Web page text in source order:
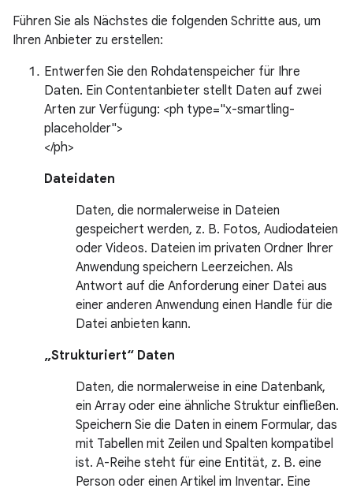
Führen Sie als Nächstes die folgenden Schritte aus, um
Ihren Anbieter zu erstellen:
Entwerfen Sie den Rohdatenspeicher für Ihre
Daten. Ein Contentanbieter stellt Daten auf zwei
Arten zur Verfügung: <ph type="x-smartling-
placeholder">
</ph>
Dateidaten
Daten, die normalerweise in Dateien
gespeichert werden, z. B. Fotos, Audiodateien
oder Videos. Dateien im privaten Ordner Ihrer
Anwendung speichern Leerzeichen. Als
Antwort auf die Anforderung einer Datei aus
einer anderen Anwendung einen Handle für die
Datei anbieten kann.
„Strukturiert“ Daten
Daten, die normalerweise in eine Datenbank,
ein Array oder eine ähnliche Struktur einfließen.
Speichern Sie die Daten in einem Formular, das
mit Tabellen mit Zeilen und Spalten kompatibel
ist. A-Reihe steht für eine Entität, z. B. eine
Person oder einen Artikel im Inventar. Eine